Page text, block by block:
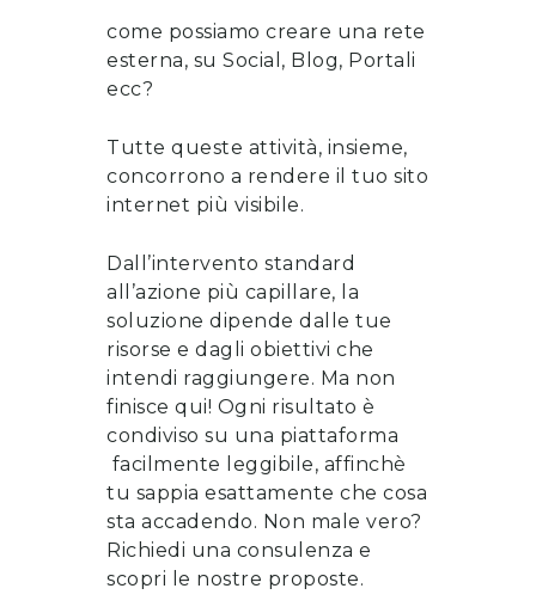
come possiamo creare una rete
esterna, su Social, Blog, Portali
ecc?
Tutte queste attività, insieme,
concorrono a rendere il tuo sito
internet più visibile.
Dall’intervento standard
all’azione più capillare, la
soluzione dipende dalle tue
risorse e dagli obiettivi che
intendi raggiungere. Ma non
finisce qui! Ogni risultato è
condiviso su una piattaforma
facilmente leggibile, affinchè
tu sappia esattamente che cosa
sta accadendo. Non male vero?
Richiedi una consulenza e
scopri le nostre proposte.